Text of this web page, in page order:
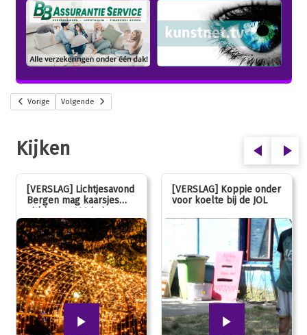
Vorige Volgende
Kijken
[VERSLAG] Lichtjesavond
Bergen mag kaarsjes
uitblazen: 100 jarig
jubileum!
[VERSLAG] Koppie onder
voor koelte bij de JOL